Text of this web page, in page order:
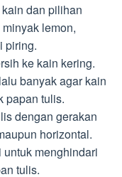
dan pilihan
lemon,
piring.
ke kain kering.
banyak agar kain
papan tulis.
dengan gerakan
horizontal.
menghindari
tulis.